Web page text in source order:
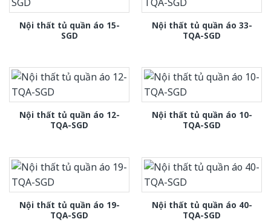
Nội thất tủ quần áo 15-
SGD
Nội thất tủ quần áo 33-
TQA-SGD
Nội thất tủ quần áo 12-
TQA-SGD
Nội thất tủ quần áo 10-
TQA-SGD
Nội thất tủ quần áo 19-
TQA-SGD
Nội thất tủ quần áo 40-
TQA-SGD